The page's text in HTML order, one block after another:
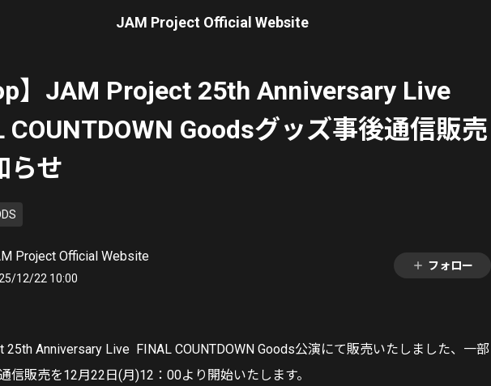
JAM Project Official Website
】JAM Project 25th Anniversary Live
COUNTDOWN Goodsグッズ事後通信販売
らせ
Project Official Website
12/22 10:00
フォロー
25th Anniversary Live FINAL COUNTDOWN Goods公演にて販売いたしました、一部
信販売を12月22日(月)12：00より開始いたします。